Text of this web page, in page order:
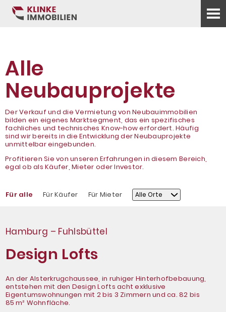
Alle
Neubauprojekte
Der Verkauf und die Vermietung von Neubauimmobilien
bilden ein eigenes Marktsegment, das ein spezifisches
fachliches und technisches Know-how erfordert. Häufig
sind wir bereits in die Entwicklung der Neubauprojekte
unmittelbar eingebunden.
Profitieren Sie von unseren Erfahrungen in diesem Bereich,
egal ob als Käufer, Mieter oder Investor.
Für alle Für Käufer Für Mieter
Hamburg – Fuhlsbüttel
Design Lofts
An der Alsterkrugchaussee, in ruhiger Hinterhofbebauung,
entstehen mit den Design Lofts acht exklusive
Eigentumswohnungen mit 2 bis 3 Zimmern und ca. 82 bis
85 m² Wohnfläche.